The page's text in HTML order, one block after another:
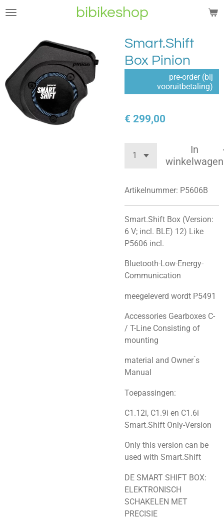
Ga
hoofdinhoud
bibikeshop
Smart.Shift
Box Pinion
pre-order (bij
vooruitbetaling)
€ 299,00
In
winkelwagen
Artikelnummer: P5606B
Smart.Shift Box (Version:
6 V; incl. BLE) 12) Like
P5606 incl.
Bluetooth-Low-Energy-
Communication
meegeleverd wordt P5491
Accessories Gearboxes C-
/ T-Line Consisting of
mounting
material and Owner ́s
Manual
Toepassingen:
C1.12i, C1.9i en C1.6i
Smart.Shift Only-Version
Only this version can be
used with Smart.Shift
DE SMART SHIFT BOX:
ELEKTRONISCH
SCHAKELEN MET
PRECISIE